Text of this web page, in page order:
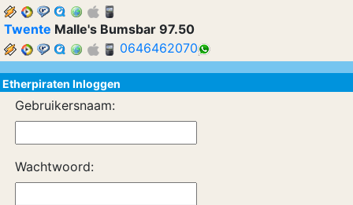
Twente Malle's Bumsbar 97.50
0646462070
Etherpiraten Inloggen
Gebruikersnaam:
Wachtwoord: